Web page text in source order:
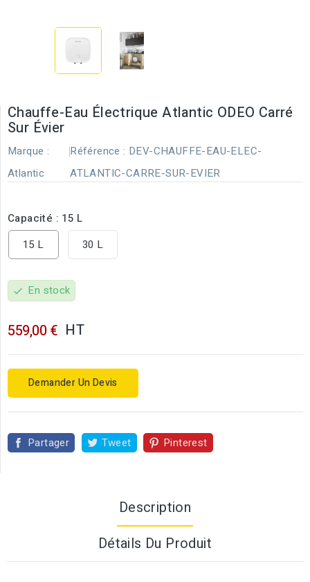
Chauffe-Eau Électrique Atlantic ODEO Carré
Sur Évier
Marque :
Atlantic
Référence : DEV-CHAUFFE-EAU-ELEC-
ATLANTIC-CARRE-SUR-EVIER
Capacité : 15 L
15 L
30 L
check En stock
559,00 € HT
Demander Un Devis
Partager Tweet Pinterest
Description
Détails Du Produit